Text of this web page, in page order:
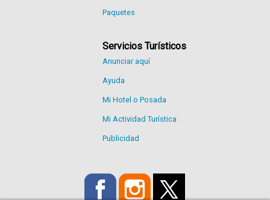
Paquetes
Servicios Turísticos
Anunciar aquí
Ayuda
Mi Hotel o Posada
Mi Actividad Turística
Publicidad